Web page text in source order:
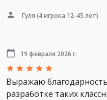
Гуля (4 игрока 12-45 лет)
19 февраля 2026 г.
Выражаю
разработке таких